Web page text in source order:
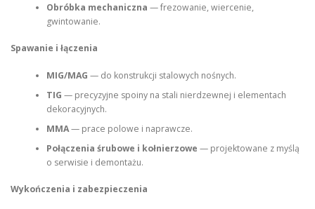
Obróbka mechaniczna — frezowanie, wiercenie,
gwintowanie.
Spawanie i łączenia
MIG/MAG — do konstrukcji stalowych nośnych.
TIG — precyzyjne spoiny na stali nierdzewnej i elementach
dekoracyjnych.
MMA— prace polowe i naprawcze.
Połączenia śrubowe i kołnierzowe — projektowane z myślą
o serwisie i demontażu.
Wykończenia i zabezpieczenia